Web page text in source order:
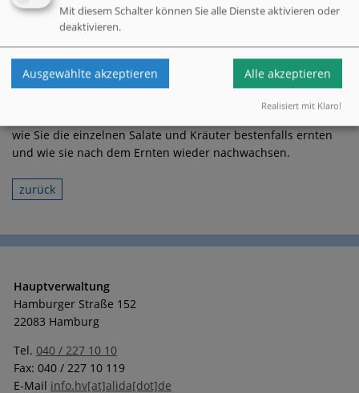
Wir freuen uns im zweiten Jahr in Folge über die Bepflanzung
unseres Kräuterhochbeets. An einem neuen Standort
konnten wir eine Ehrenamtlich gewinnen, die mit einer tollen
Expertise Pflücksalat und Kräuter gesät hat. Liebe
Mieterinnen und Mieter, bedienen Sie sich gerne an dem
Hochbeet und verfeinern Sie damit Ihre Gerichte! Direkt am
wie Sie die einzelnen Salate und Kräuter bestenfalls ernten
und wie sie nach dem Ernten wieder nachwachsen.
zurück
Hauptverwaltung
Hamburger Straße 152
22083 Hamburg
Tel. 040 / 227 10 10
Fax: 040 / 227 10 119
E-Mail info.hv[at]alida[dot]de
Mit diesem Schalter können Sie alle Dienste aktivieren oder
deaktivieren.
Ausgewählte akzeptieren Alle akzeptieren
Realisiert mit Klaro!